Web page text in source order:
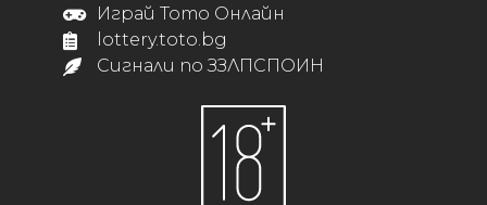
Играй Тото Онлайн
lottery.toto.bg
Сигнали по ЗЗЛПСПОИН